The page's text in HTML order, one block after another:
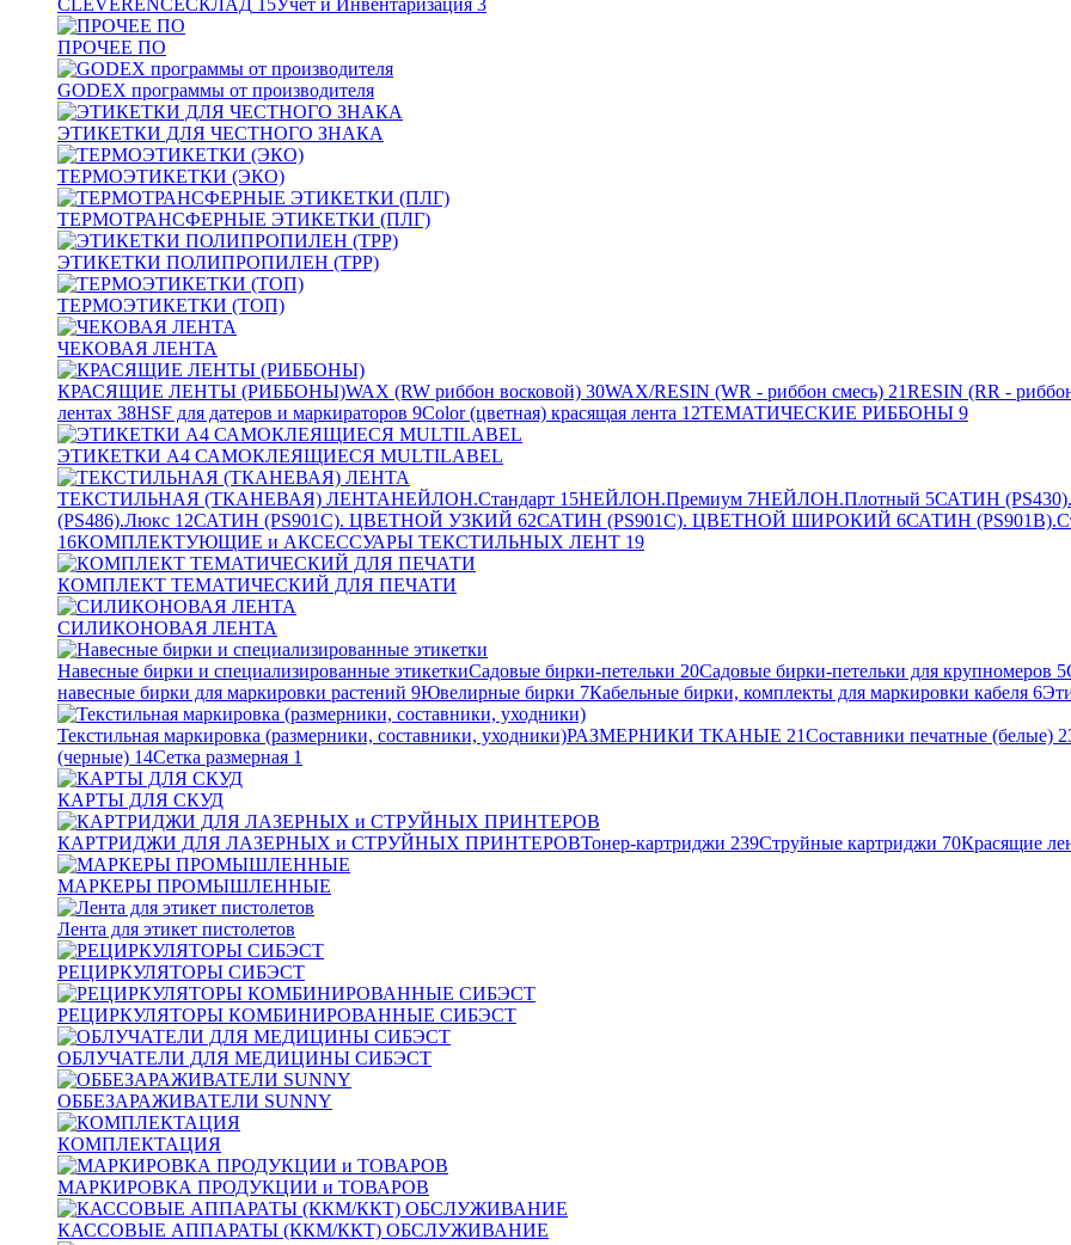
CLEVERENCEСКЛАД 15Учёт и Инвентаризация 3
ПРОЧЕЕ ПО
GODEX программы от производителя
ЭТИКЕТКИ ДЛЯ ЧЕСТНОГО ЗНАКА
ТЕРМОЭТИКЕТКИ (ЭКО)
ТЕРМОТРАНСФЕРНЫЕ ЭТИКЕТКИ (ПЛГ)
ЭТИКЕТКИ ПОЛИПРОПИЛЕН (TPP)
ТЕРМОЭТИКЕТКИ (ТОП)
ЧЕКОВАЯ ЛЕНТА
КРАСЯЩИЕ ЛЕНТЫ (РИББОНЫ)WAX (RW риббон восковой) 30WAX/RESIN (WR - риббон смесь) 21RESIN (RR -
лентах 38HSF для датеров и маркираторов 9Color (цветная) красящая лента 12ТЕМАТИЧЕСКИЕ РИББОНЫ 9
ЭТИКЕТКИ А4 САМОКЛЕЯЩИЕСЯ MULTILABEL
ТЕКСТИЛЬНАЯ (ТКАНЕВАЯ) ЛЕНТАНЕЙЛОН.Стандарт 15НЕЙЛОН.Премиум 7НЕЙЛОН.Плотный 5САТИН
(PS486).Люкс 12САТИН (PS901C). ЦВЕТНОЙ УЗКИЙ 62САТИН (PS901C). ЦВЕТНОЙ ШИРОКИЙ 6САТИН
16КОМПЛЕКТУЮЩИЕ и АКСЕССУАРЫ ТЕКСТИЛЬНЫХ ЛЕНТ 19
КОМПЛЕКТ ТЕМАТИЧЕСКИЙ ДЛЯ ПЕЧАТИ
СИЛИКОНОВАЯ ЛЕНТА
Навесные бирки и специализированные этикеткиСадовые бирки-петельки 20Садовые бирки-петельки для крупномеров 5
навесные бирки для маркировки растений 9Ювелирные бирки 7Кабельные бирки, комплекты для маркировки кабеля 6
Текстильная маркировка (размерники, составники, уходники)РАЗМЕРНИКИ ТКАНЫЕ 21Составники печатные (белые)
(черные) 14Сетка размерная 1
КАРТЫ ДЛЯ СКУД
КАРТРИДЖИ ДЛЯ ЛАЗЕРНЫХ и СТРУЙНЫХ ПРИНТЕРОВТонер-картриджи 239Струйные картриджи 70Красящие
МАРКЕРЫ ПРОМЫШЛЕННЫЕ
Лента для этикет пистолетов
РЕЦИРКУЛЯТОРЫ СИБЭСТ
РЕЦИРКУЛЯТОРЫ КОМБИНИРОВАННЫЕ СИБЭСТ
ОБЛУЧАТЕЛИ ДЛЯ МЕДИЦИНЫ СИБЭСТ
ОББЕЗАРАЖИВАТЕЛИ SUNNY
КОМПЛЕКТАЦИЯ
МАРКИРОВКА ПРОДУКЦИИ и ТОВАРОВ
КАССОВЫЕ АППАРАТЫ (ККМ/ККТ) ОБСЛУЖИВАНИЕ